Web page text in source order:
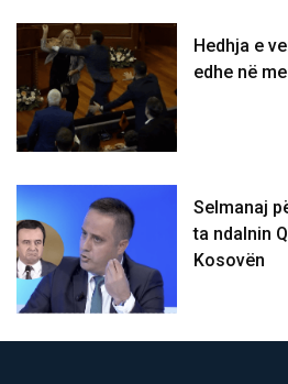
Hedhja e
edhe në
Selmanaj
ta ndalnin
Kosovën